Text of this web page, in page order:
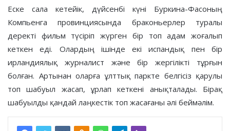
Еске сала кетейік, дүйсенбі күні Буркина-Фасоның
Компьенга провинциясында браконьерлер туралы
деректі фильм түсіріп жүрген бір топ адам жоғалып
кеткен еді. Олардың ішінде екі испандық пен бір
ирландиялық журналист және бір жергілікті тұрғын
болған. Артынан оларға ұлттық паркте белгісіз қарулы
топ шабуыл жасап, ұрлап кеткені анықталады. Бірақ
шабуылды қандай лаңкестік топ жасағаны әлі беймәлім.